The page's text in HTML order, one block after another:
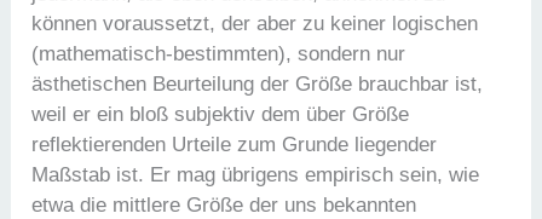
können voraussetzt, der aber zu keiner logischen
(mathematisch-bestimmten), sondern nur
ästhetischen Beurteilung der Größe brauchbar ist,
weil er ein bloß subjektiv dem über Größe
reflektierenden Urteile zum Grunde liegender
Maßstab ist. Er mag übrigens empirisch sein, wie
etwa die mittlere Größe der uns bekannten